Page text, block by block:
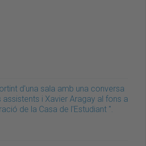
d'una sala amb una conversa
i Xavier Aragay al fons a
de la Casa de l'Estudiant ".